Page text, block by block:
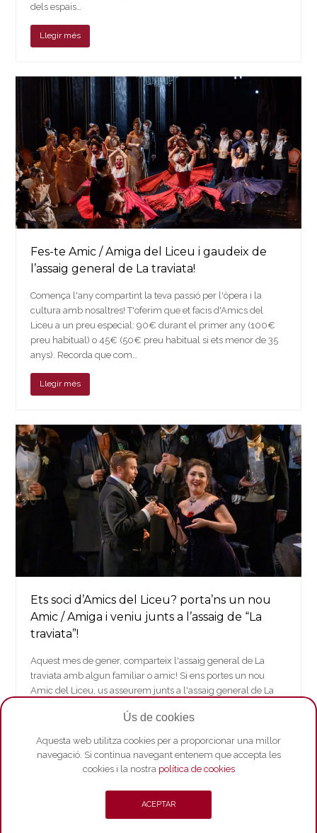
dels espais…
Llegir més
Fes-te Amic / Amiga del Liceu i gaudeix de
l’assaig general de La traviata!
Comença l'any compartint la teva passió per l'òpera i la
cultura amb nosaltres! T'oferim que et facis d'Amics del
Liceu a un preu especial: 90€ durant el primer any (100€
preu habitual) o 45€ (50€ preu habitual si ets menor de 35
anys). Recorda que com…
Llegir més
Ets soci d’Amics del Liceu? porta’ns un nou
Amic / Amiga i veniu junts a l’assaig de “La
traviata”!
Aquest mes de gener, comparteix l'assaig general de La
traviata amb algun familiar o amic! Si ens portes un nou
Amic del Liceu, us asseurem junts a l'assaig general de La
Ús de cookies
Aquesta web utilitza cookies per a proporcionar una millor
navegació. Si continua navegant entenem que accepta les
cookies i la nostra política de cookies
ACEPTAR